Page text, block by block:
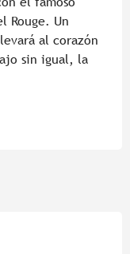
Rouge. Un
al corazón
sin igual, la